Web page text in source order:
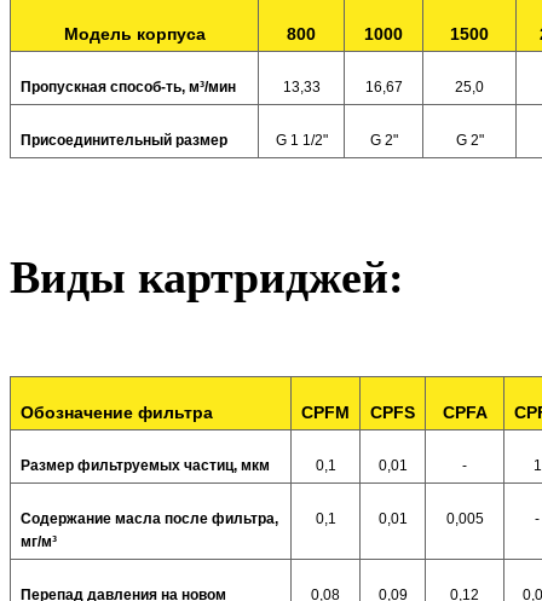
Модель корпуса 800 1000 1500
Пропускная способ-ть, м³/мин 13,33 16,67 25,0
Присоединительный размер G 1 1/2" G 2" G 2"
Виды картриджей:
Обозначение фильтра CPFM CPFS CPFA
Размер фильтруемых частиц, мкм 0,1 0,01 - 1
Содержание масла после фильтра,
мг/м³
0,1 0,01 0,005 -
Перепад давления на новом
0,08 0,09 0,12